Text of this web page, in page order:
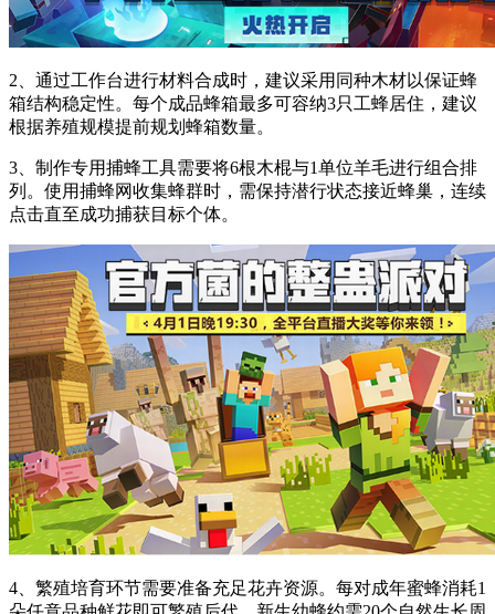
2、通过工作台进行材料合成时，建议采用同种木材以保证蜂
箱结构稳定性。每个成品蜂箱最多可容纳3只工蜂居住，建议
根据养殖规模提前规划蜂箱数量。
3、制作专用捕蜂工具需要将6根木棍与1单位羊毛进行组合排
列。使用捕蜂网收集蜂群时，需保持潜行状态接近蜂巢，连续
点击直至成功捕获目标个体。
4、繁殖培育环节需要准备充足花卉资源。每对成年蜜蜂消耗1